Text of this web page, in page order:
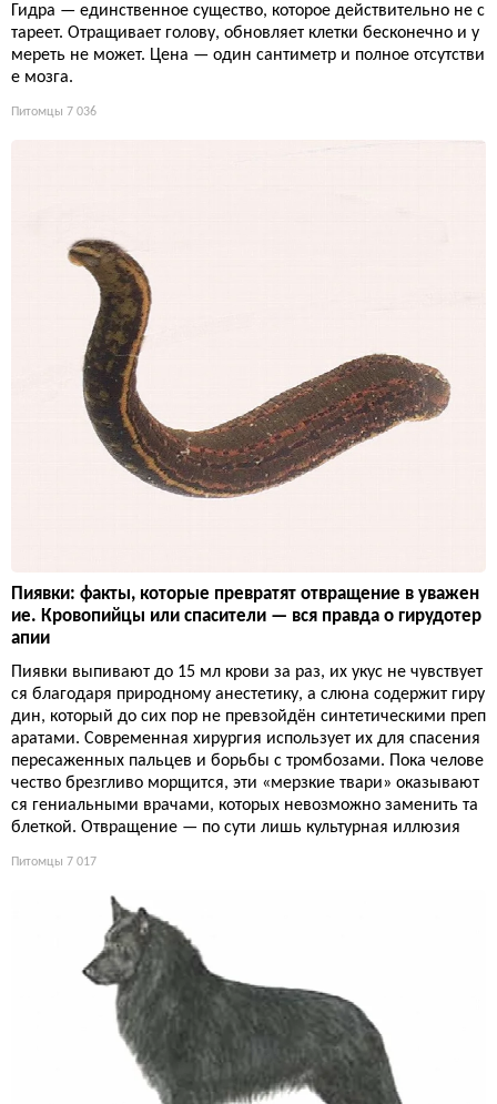
Гидра — единственное существо, которое действительно не с
тареет. Отращивает голову, обновляет клетки бесконечно и у
мереть не может. Цена — один сантиметр и полное отсутстви
е мозга.
Питомцы 7 036
Пиявки: факты, которые превратят отвращение в уважен
ие. Кровопийцы или спасители — вся правда о гирудотер
апии
Пиявки выпивают до 15 мл крови за раз, их укус не чувствует
ся благодаря природному анестетику, а слюна содержит гиру
дин, который до сих пор не превзойдён синтетическими преп
аратами. Современная хирургия использует их для спасения
пересаженных пальцев и борьбы с тромбозами. Пока челове
чество брезгливо морщится, эти «мерзкие твари» оказывают
ся гениальными врачами, которых невозможно заменить та
блеткой. Отвращение — по сути лишь культурная иллюзия
Питомцы 7 017